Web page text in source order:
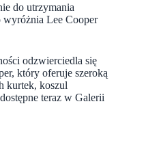
do utrzymania
wyróżnia Lee Cooper
odzwierciedla się
który oferuje szeroką
kurtek, koszul
teraz w Galerii